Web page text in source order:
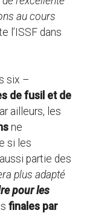
au cours
l’ISSF dans
six –
de fusil et de
ailleurs, les
ne
si les
partie des
plus adapté
pour les
finales par